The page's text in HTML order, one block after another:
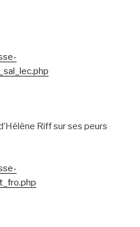
Riff sur ses peurs